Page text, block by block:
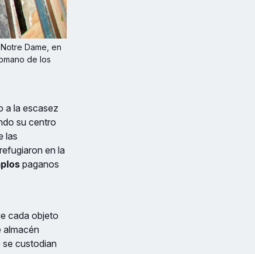
Dame, en
de los
a la escasez
su centro
las
en la
paganos
cada objeto
almacén
se custodian